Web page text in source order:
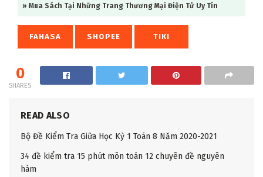
» Mua Sách Tại Những Trang Thương Mại Điện Tử Uy Tín
FAHASA SHOPEE TIKI
0
SHARES
READ ALSO
Bộ Đề Kiểm Tra Giữa Học Kỳ 1 Toán 8 Năm 2020-2021
34 đề kiểm tra 15 phút môn toán 12 chuyên đề nguyên
hàm